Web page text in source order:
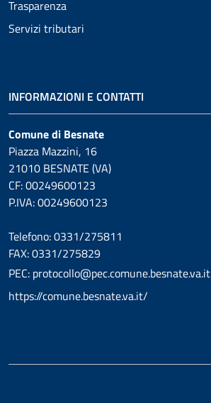
Trasparenza
Servizi tributari
INFORMAZIONI E CONTATTI
Comune di Besnate
Piazza Mazzini, 16
21010 BESNATE (VA)
CF: 00249600123
P.IVA: 00249600123
Telefono: 0331/275811
FAX: 0331/275829
PEC: protocollo@pec.comune.besnate.va.it
https://comune.besnate.va.it/